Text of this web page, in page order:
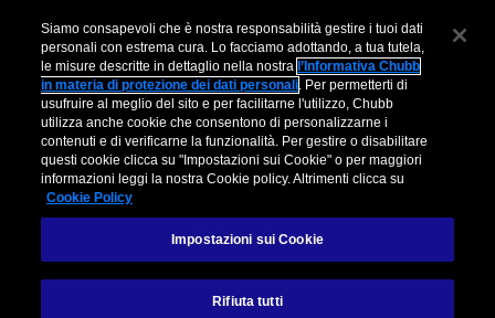
Siamo consapevoli che è nostra responsabilità gestire i tuoi dati
personali con estrema cura. Lo facciamo adottando, a tua tutela,
le misure descritte in dettaglio nella nostra l’Informativa Chubb
in materia di protezione dei dati personali. Per permetterti di
usufruire al meglio del sito e per facilitarne l'utilizzo, Chubb
utilizza anche cookie che consentono di personalizzarne i
contenuti e di verificarne la funzionalità. Per gestire o disabilitare
questi cookie clicca su "Impostazioni sui Cookie" o per maggiori
informazioni leggi la nostra Cookie policy. Altrimenti clicca su
Cookie Policy
Impostazioni sui Cookie
Rifiuta tutti